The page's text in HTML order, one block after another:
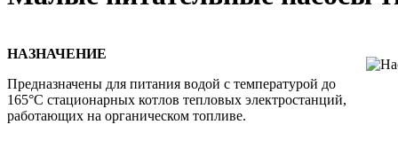
НАЗНАЧЕНИЕ
Предназначены для питания водой с температурой до
165°С стационарных котлов тепловых электростанций,
работающих на органическом топливе.